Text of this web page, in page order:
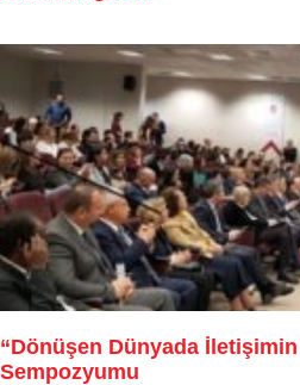
“Dönüşen Dünyada
Sempozyumu